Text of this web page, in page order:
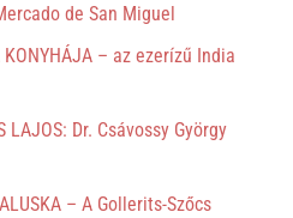
de San Miguel
KONYHÁJA – az ezerízű India
LAJOS: Dr. Csávossy György
– A Gollerits-Szőcs